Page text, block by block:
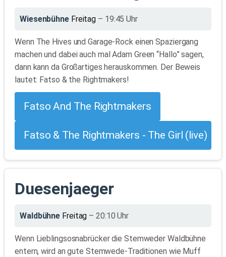
Wiesenbühne Freitag – 19:45 Uhr
Wenn The Hives und Garage-Rock einen Spaziergang
machen und dabei auch mal Adam Green “Hallo” sagen,
dann kann da Großartiges herauskommen. Der Beweis
lautet: Fatso & the Rightmakers!
Fatso And The Rightmakers
Fatso & The Rightmakers - The Girl (live)
Duesenjaeger
Waldbühne Freitag – 20:10 Uhr
Wenn Lieblingsosnabrücker die Stemweder Waldbühne
entern, wird an gute Stemwede-Traditionen wie Muff